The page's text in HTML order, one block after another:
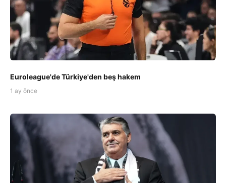
Euroleague'de Türkiye'den beş hakem
1 ay önce